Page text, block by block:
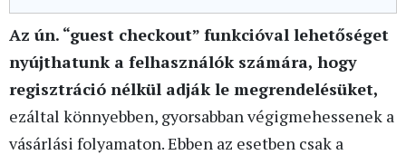
Az ún. “guest checkout” funkcióval lehetőséget
nyújthatunk a felhasználók számára, hogy
regisztráció nélkül adják le megrendelésüket,
ezáltal könnyebben, gyorsabban végigmehessenek a
vásárlási folyamaton. Ebben az esetben csak a